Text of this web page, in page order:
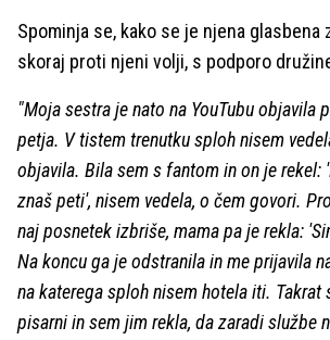
Spominja se, kako se je njena glasbena
skoraj proti njeni volji, s podporo
"Moja sestra je nato na YouTubu objavila
petja. V tistem trenutku sploh nisem
objavila. Bila sem s fantom in on je rekel:
znaš peti', nisem vedela, o čem govori.
naj posnetek izbriše, mama pa je rekla:
Na koncu ga je odstranila in me prijavila
na katerega sploh nisem hotela iti. Takrat
pisarni in sem jim rekla, da zaradi službe